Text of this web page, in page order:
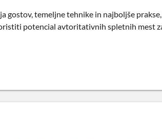
gostov, temeljne tehnike in najboljše
potencial avtoritativnih spletnih mest